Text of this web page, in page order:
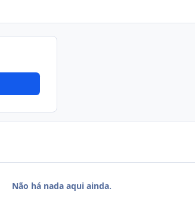
Não há nada aqui ainda.